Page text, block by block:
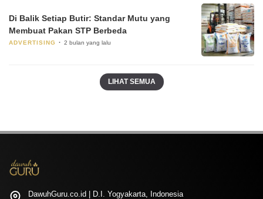
Di Balik Setiap Butir: Standar Mutu yang
Membuat Pakan STP Berbeda
ADVERTISING 2 bulan yang lalu
LIHAT SEMUA
DawuhGuru.co.id | D.I. Yogyakarta, Indonesia